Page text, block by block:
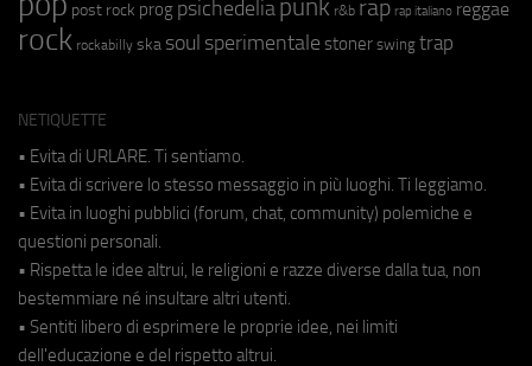
post rock prog psichedeliapunk r&b rap rap italiano reggae
rock rockabilly ska soul sperimentale stoner swing trap
NETIQUETTE
• Evita di URLARE. Ti sentiamo.
• Evita di scrivere lo stesso messaggio in più luoghi. Ti leggiamo.
• Evita in luoghi pubblici (forum, chat, community) polemiche e
questioni personali.
• Rispetta le idee altrui, le religioni e razze diverse dalla tua, non
bestemmiare né insultare altri utenti.
• Sentiti libero di esprimere le proprie idee, nei limiti
dell'educazione e del rispetto altrui.